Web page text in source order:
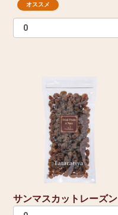
オススメ
サンマスカットレーズン